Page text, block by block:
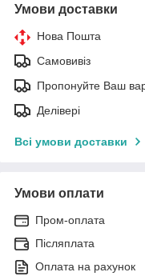
Умови доставки
Нова Пошта
Самовивіз
Пропонуйте Ваш
Делівері
Всі умови доставки
Умови оплати
Пром-оплата
Післяплата
Оплата на рахунок